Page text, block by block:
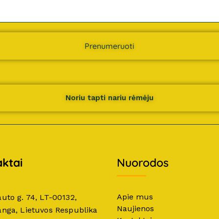
Prenumeruoti
Noriu tapti nariu rėmėju
g. 74, LT-00132,
Lietuvos Respublika
Nuorodos
Apie mus
Naujienos